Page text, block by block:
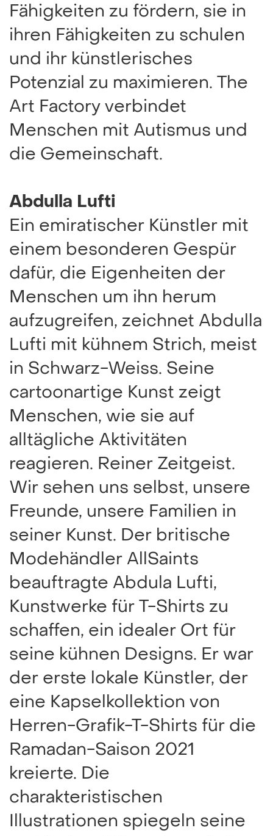
Fähigkeiten zu fördern, sie in
ihren Fähigkeiten zu schulen
und ihr künstlerisches
Potenzial zu maximieren. The
Art Factory verbindet
Menschen mit Autismus und
die Gemeinschaft.
Abdulla Lufti
Ein emiratischer Künstler mit
einem besonderen Gespür
dafür, die Eigenheiten der
Menschen um ihn herum
aufzugreifen, zeichnet Abdulla
Lufti mit kühnem Strich, meist
in Schwarz-Weiss. Seine
cartoonartige Kunst zeigt
Menschen, wie sie auf
alltägliche Aktivitäten
reagieren. Reiner Zeitgeist.
Wir sehen uns selbst, unsere
Freunde, unsere Familien in
seiner Kunst. Der britische
Modehändler AllSaints
beauftragte Abdula Lufti,
Kunstwerke für T-Shirts zu
schaffen, ein idealer Ort für
seine kühnen Designs. Er war
der erste lokale Künstler, der
eine Kapselkollektion von
Herren-Grafik-T-Shirts für die
Ramadan-Saison 2021
kreierte. Die
charakteristischen
Illustrationen spiegeln seine